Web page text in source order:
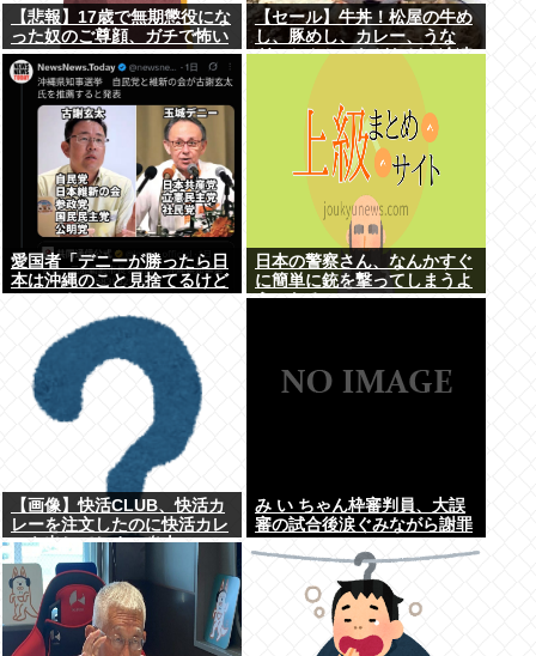
【悲報】17歳で無期懲役にな
った奴のご尊顔、ガチで怖い
【セール】牛丼！松屋の牛め
し、豚めし、カレー、うな
ぎ、とんかつなどなどの冷凍
愛国者「デニーが勝ったら日
本は沖縄のこと見捨てるけど
日本の警察さん、なんかすぐ
に簡単に銃を撃ってしまうよ
うになる…
【画像】快活CLUB、快活カ
レーを注文したのに快活カレ
ーを出してしまい炎上ｗｗｗ
み い ちゃん枠審判員、大誤
審の試合後涙ぐみながら謝罪